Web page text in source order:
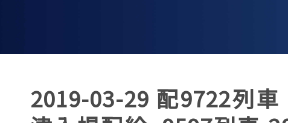
2019-03-29 配9722列